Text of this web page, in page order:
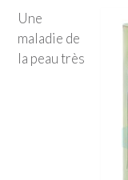
Une
maladie de
la peau très